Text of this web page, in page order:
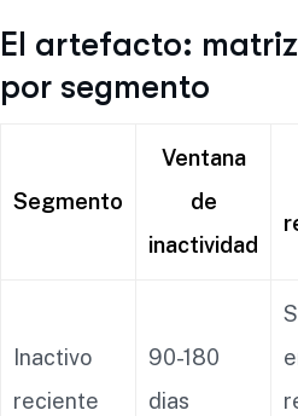
El artefacto:
por segmento
Segmento
Ventana
de
inactividad
Inactivo
reciente
90-180
dias